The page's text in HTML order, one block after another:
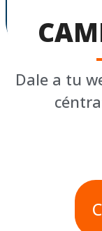
Dale a tu